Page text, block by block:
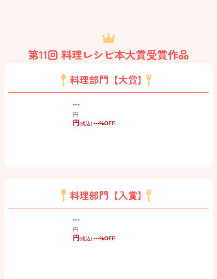
第11回 料理レシピ本大賞受賞作品
料理部門【大賞】
---
円
円(税込) ---%OFF
料理部門【入賞】
---
円
円(税込) ---%OFF